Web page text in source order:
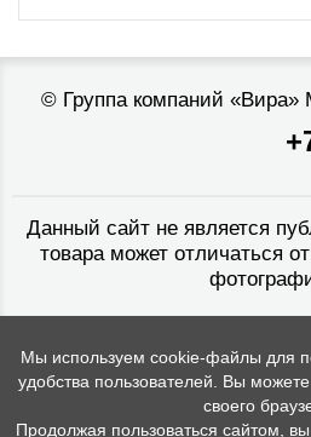
© Группа компаний «Вира»
Данный сайт не является
товара может отличаться
Мы используем cookie-файлы для
удобства пользователей. Вы
своего
Продолжая пользоваться сайтом,